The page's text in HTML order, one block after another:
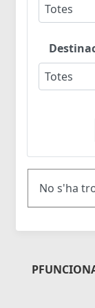
Totes
Totes
No s'ha